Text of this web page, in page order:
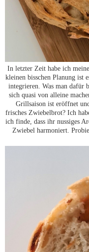
In letzter Zeit habe ich
kleinen bisschen Planung ist
integrieren. Was man dafür
sich quasi von alleine
Grillsaison ist eröffnet
frisches Zwiebelbrot? Ich
ich finde, dass ihr nussiges
Zwiebel harmoniert.